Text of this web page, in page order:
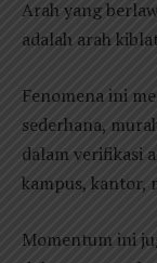
Arah yang
adalah arah
Fenomena ini
sederhana,
dalam verifikasi
kampus, kantor,
Momentum ini